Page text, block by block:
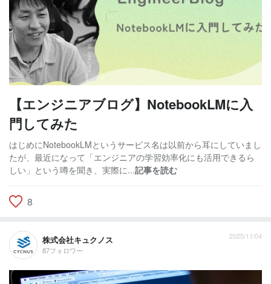
【エンジニアブログ】NotebookLMに入
門してみた
はじめにNotebookLMというサービス名は以前から耳にしていまし
たが、最近になって「エンジニアの学習効率化にも活用できるら
しい」という噂を聞き、実際に...記事を読む
8
株式会社キュクノス
87フォロワー
2025/11/04